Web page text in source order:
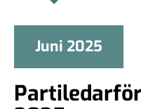
Juni 2025